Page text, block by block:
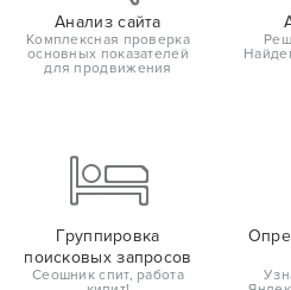
Анализ сайта
Комплексная проверка
основных показателей
для продвижения
Группировка
поисковых запросов
Сеошник спит, работа